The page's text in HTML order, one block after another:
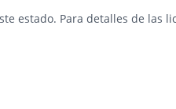
estado. Para detalles de las